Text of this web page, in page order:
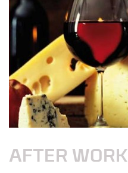
AFTER WORK